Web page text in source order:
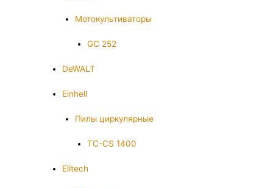
Мотокультиваторы
GC 252
DeWALT
Einhell
Пилы циркулярные
TC-CS 1400
Elitech